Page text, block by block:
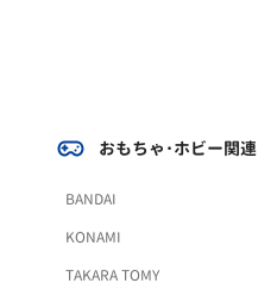
おもちゃ･ホビー関連
BANDAI
KONAMI
TAKARA TOMY